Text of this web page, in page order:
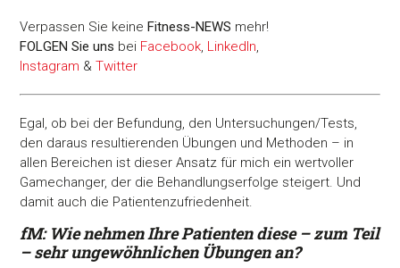
Verpassen Sie keineFitness-NEWS mehr!
FOLGEN Sie uns bei Facebook, LinkedIn,
Instagram &Twitter
Egal, ob bei der Befundung, den Untersuchungen/Tests,
den daraus resultierenden Übungen und Methoden – in
allen Bereichen ist dieser Ansatz für mich ein wertvoller
Gamechanger, der die Behandlungserfolge steigert. Und
damit auch die Patientenzufriedenheit.
fM: Wie nehmen Ihre Patienten diese – zum Teil
– sehr ungewöhnlichen Übungen an?